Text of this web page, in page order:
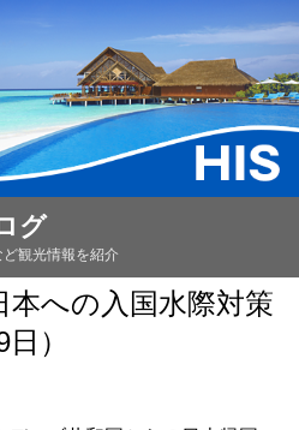
グ
観光情報を紹介
への入国水際対策
）